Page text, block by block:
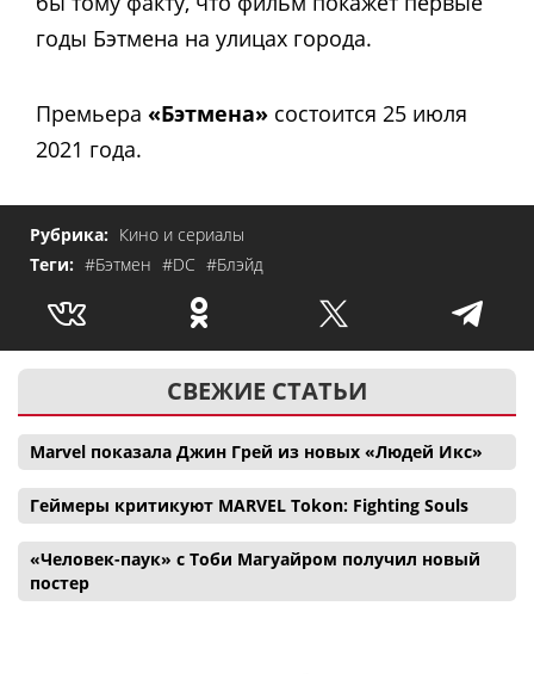
годы Бэтмена на улицах города.
Премьера «Бэтмена» состоится 25 июля
2021 года.
Рубрика: Кино и сериалы
Теги: #Бэтмен #DC #Блэйд
СВЕЖИЕ СТАТЬИ
Marvel показала Джин Грей из новых «Людей Икс»
Геймеры критикуют MARVEL Tokon: Fighting Souls
«Человек-паук» с Тоби Магуайром получил новый
постер